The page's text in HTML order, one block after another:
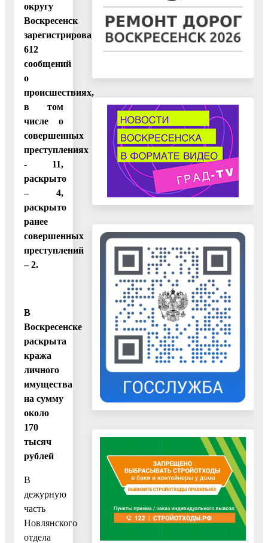
округу
Воскресенск
зарегистрировано
612
сообщений
о
происшествиях,
в том
числе о
совершенных
преступлениях
- 11,
раскрыто
– 4,
раскрыто
ранее
совершенных
преступлений
– 2.
В
Воскресенске
раскрыта
кража
личного
имущества
на сумму
около
170
тысяч
рублей
В
дежурную
часть
Новлянского
отдела